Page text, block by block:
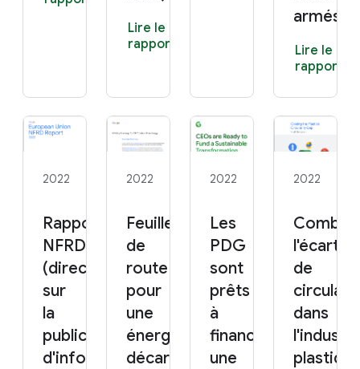
Lire le
rapport
armés
Lire le
rapport
2022
Rapport
NFRD 2022
(directive
sur
la
publication
d'informations
2022
Feuille
de
route
pour
une
énergie
décarbonée
2022
Les
PDG
sont
prêts
à
financer
une
2022
Combler
l'écart
de
dans